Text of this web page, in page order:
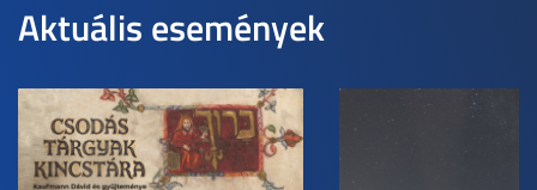
Aktuális események